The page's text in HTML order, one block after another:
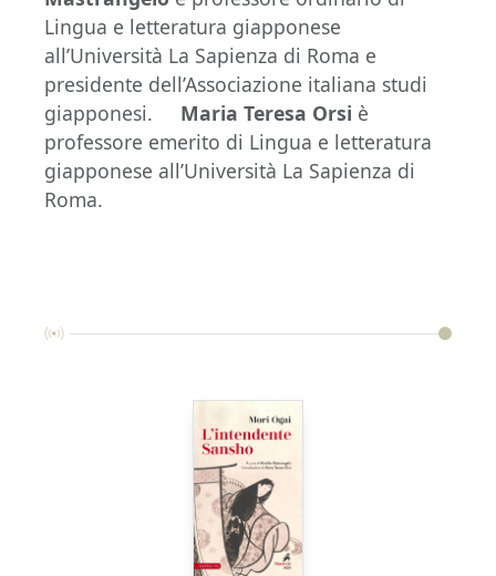
Lingua e letteratura giapponese
all’Università La Sapienza di Roma e
presidente dell’Associazione italiana studi
giapponesi. Maria Teresa Orsi è
professore emerito di Lingua e letteratura
giapponese all’Università La Sapienza di
Roma.